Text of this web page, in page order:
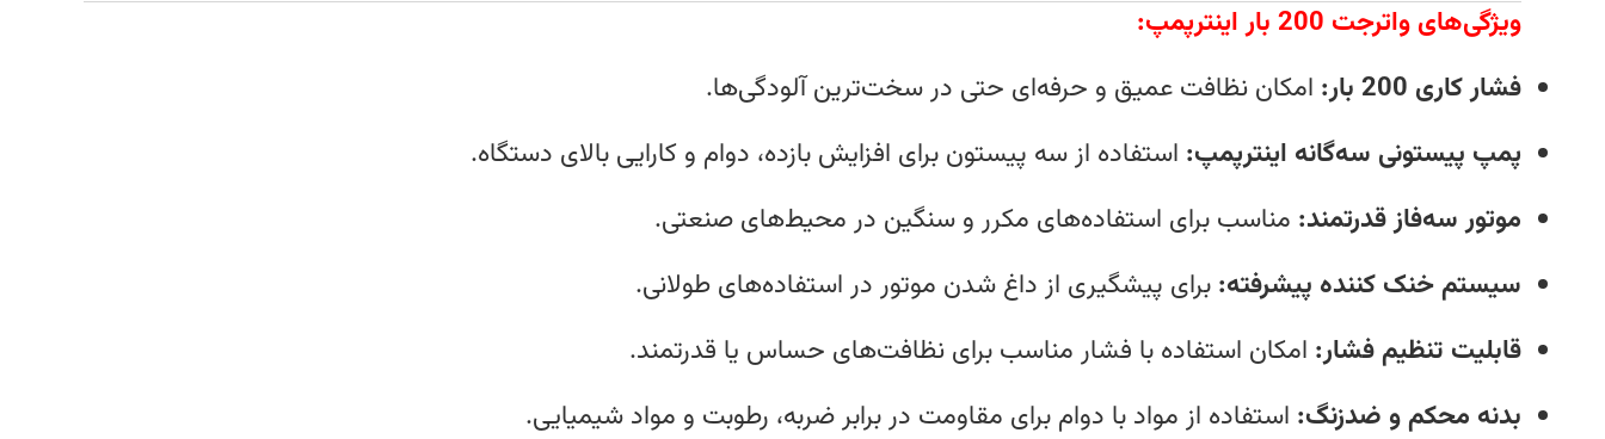
ویژگی‌های واترجت 200 بار اینترپمپ:
فشار کاری 200 بار:
امکان نظافت عميق و حرفه‌ای حتی در سخت‌ترین آلودگی‌ها.
پمپ پیستونی سه‌گانه اینترپمپ: استفاده از سه پیستون برای افزایش بازده، دوام و کارایی بالای دستگاه.
موتور سه‌فاز قدرتمند: مناسب برای استفاده‌های مکرر و سنگین در محیط‌های صنعتی.
سیستم خنک‌ کننده پیشرفته: برای پیشگیری از داغ شدن موتور در استفاده‌های طولانی.
قابلیت تنظیم فشار: امکان استفاده با فشار مناسب برای نظافت‌های حساس یا قدرتمند.
بدنه محکم و ضدزنگ: استفاده از مواد با دوام برای مقاومت در برابر ضربه، رطوبت و مواد شیمیایی.